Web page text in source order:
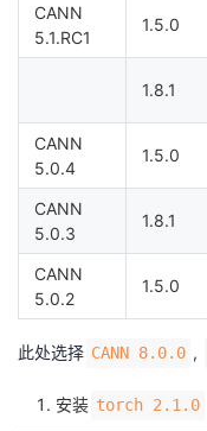
CANN
5.1.RC1
1.5.0
1.8.1
CANN
5.0.4
1.5.0
CANN
5.0.3
1.8.1
CANN
5.0.2
1.5.0
此处选择 CANN 8.0.0 ,
安装 torch 2.1.0